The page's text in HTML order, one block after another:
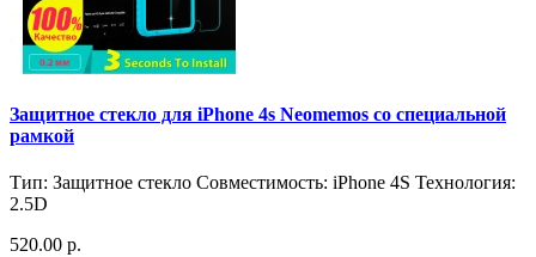
Защитное стекло для iPhone 4s Neomemos со специальной
рамкой
Тип: Защитное стекло Совместимость: iPhone 4S Технология:
2.5D
520.00 р.